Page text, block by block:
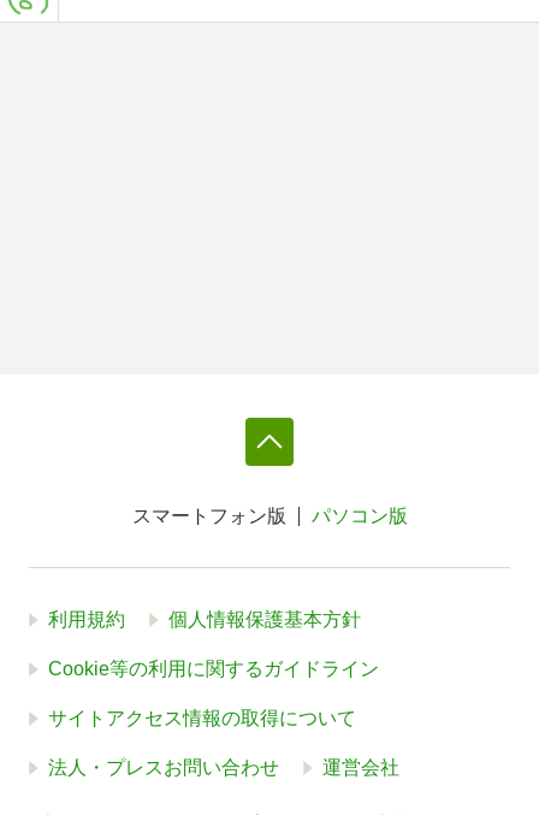
スマートフォン版 パソコン版
利用規約 個人情報保護基本方針
Cookie等の利用に関するガイドライン
サイトアクセス情報の取得について
法人・プレスお問い合わせ 運営会社